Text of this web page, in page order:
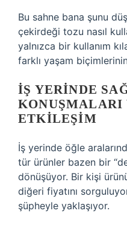
Bu sahne bana şunu
çekirdeği tozu nasıl
yalnızca bir kullanım
farklı yaşam
İŞ YERINDE
KONUŞMALARI
ETKILEŞIM
İş yerinde öğle
tür ürünler bazen bir
dönüşüyor. Bir kişi
diğeri fiyatını
şüpheyle yaklaşıyor.